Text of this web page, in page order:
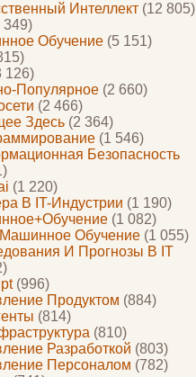
Интеллект (12 805)
349)
Обучение (5 151)
126)
Популярное (2 660)
(2 466)
Здесь (2 364)
(1 546)
Безопасность
(1 220)
В IT-Индустрии (1 190)
(1 082)
Обучение (1 055)
И Прогнозы В IT
(996)
Продуктом (884)
(814)
(810)
Разработкой (803)
Персоналом (782)